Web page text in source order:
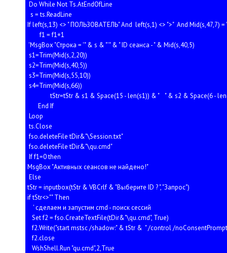
Do While Not Ts.AtEndOfLine
s = ts.ReadLine
If left(s,13) <> " ПОЛЬЗОВАТЕЛЬ" And left(s,1) <> ">" And Mid(s,47,7)
f1 = f1+1
'MsgBox "Строка = '" & s & "'" & " ID сеанса - " & Mid(s,40,5)
s1=Trim(Mid(s,2,20))
s2=Trim(Mid(s,40,5))
s3=Trim(Mid(s,55,10))
s4=Trim(Mid(s,66))
tStr=tStr & s1 & Space(15 - len(s1)) & " " & s2 & Space(6 -
End If
Loop
ts.Close
fso.deleteFile tDir&"\Session.txt"
fso.deleteFile tDir&"\qu.cmd"
If f1=0 then
MsgBox "Активных сеансов не найдено!"
Else
tStr = inputbox(tStr & VBCrlf & "Выберите ID ? ", "Запрос")
if tStr<>"" Then
' сделаем и запустим cmd - поиск сессий
Set f2 = fso.CreateTextFile(tDir&"\qu.cmd", True)
f2.Write("start mstsc /shadow:" & tStr & " /control /
f2.close
WshShell.Run "qu.cmd",2,True